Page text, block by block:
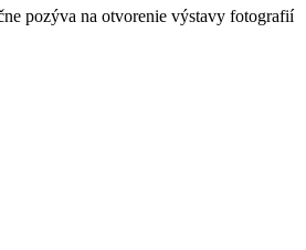
pozýva na otvorenie výstavy fotografií